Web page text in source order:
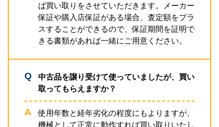
ば買い取りをさせていただきます。メーカー
保証や購入店保証がある場合、査定額をプラ
スすることができるので、保証期間を証明で
きる書類があれば一緒にご用意ください。
中古品を譲り受けて使っていましたが、買い
取ってもらえますか？
使用年数と経年劣化の程度にもよりますが、
機械として正常に動作すれば買い取りいたし